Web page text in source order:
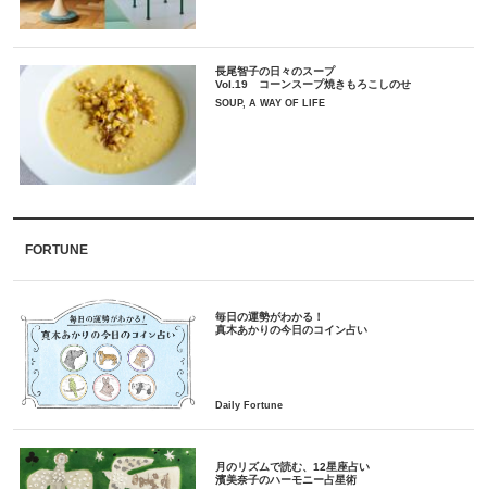
長尾智子の日々のスープ
Vol.19 コーンスープ焼きもろこしのせ
SOUP, A WAY OF LIFE
FORTUNE
毎日の運勢がわかる！
月のリズムで読む、12星座占い